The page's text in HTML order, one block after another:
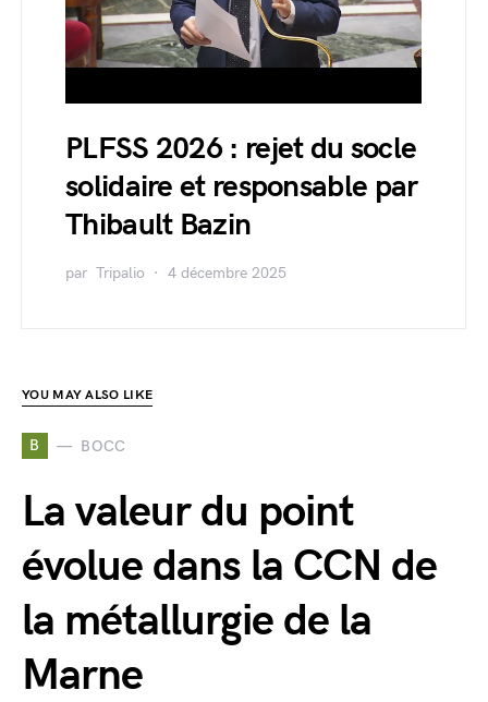
PLFSS 2026 : rejet du socle
solidaire et responsable par
Thibault Bazin
par Tripalio 4 décembre 2025
YOU MAY ALSO LIKE
B BOCC
La valeur du point
évolue dans la CCN de
la métallurgie de la
Marne